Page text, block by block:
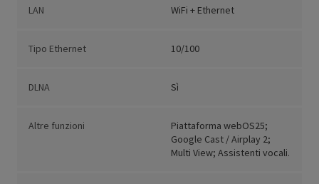
LAN WiFi + Ethernet
Tipo Ethernet 10/100
DLNA Sì
Altre funzioni
Piattaforma webOS25;
Google Cast / Airplay 2;
Multi View; Assistenti vocali.